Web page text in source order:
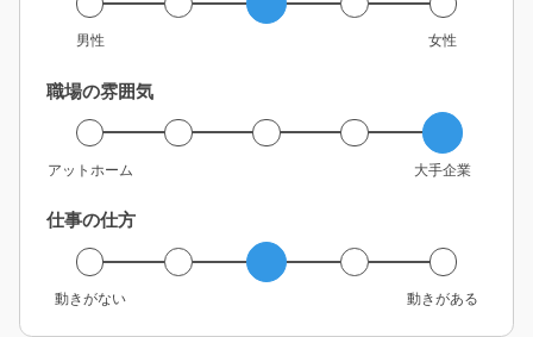
男性 女性
職場の雰囲気
アットホーム 大手企業
仕事の仕方
動きがない 動きがある